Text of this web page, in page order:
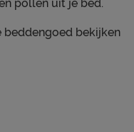
pollen uit je bed.
bekijken